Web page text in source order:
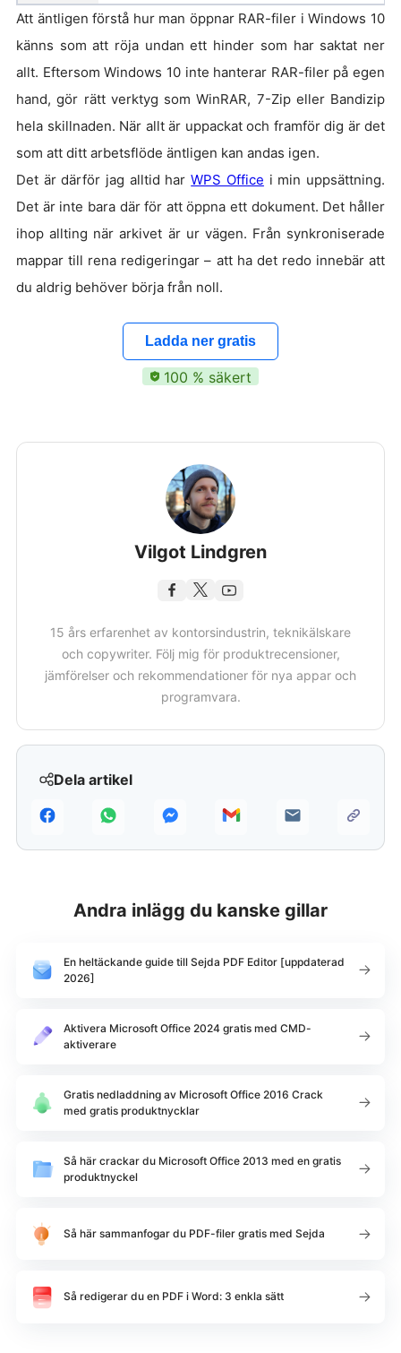
Dela artikel
Att äntligen förstå hur man öppnar RAR-filer i Windows 10
känns som att röja undan ett hinder som har saktat ner
allt. Eftersom Windows 10 inte hanterar RAR-filer på egen
hand, gör rätt verktyg som WinRAR, 7-Zip eller Bandizip
hela skillnaden. När allt är uppackat och framför dig är det
som att ditt arbetsflöde äntligen kan andas igen.
Det är därför jag alltid harWPS Office i min uppsättning.
Det är inte bara där för att öppna ett dokument. Det håller
ihop allting när arkivet är ur vägen. Från synkroniserade
mappar till rena redigeringar – att ha det redo innebär att
du aldrig behöver börja från noll.
Ladda ner gratis
100 % säkert
Vilgot Lindgren
15 års erfarenhet av kontorsindustrin, teknikälskare
och copywriter. Följ mig för produktrecensioner,
jämförelser och rekommendationer för nya appar och
programvara.
Andra inlägg du kanske gillar
En heltäckande guide till Sejda PDF Editor [uppdaterad
2026]
Aktivera Microsoft Office 2024 gratis med CMD-
aktiverare
Gratis nedladdning av Microsoft Office 2016 Crack
med gratis produktnycklar
Så här crackar du Microsoft Office 2013 med en gratis
produktnyckel
Så här sammanfogar du PDF-filer gratis med Sejda
Så redigerar du en PDF i Word: 3 enkla sätt